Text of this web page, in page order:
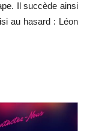
Il succède ainsi
au hasard : Léon